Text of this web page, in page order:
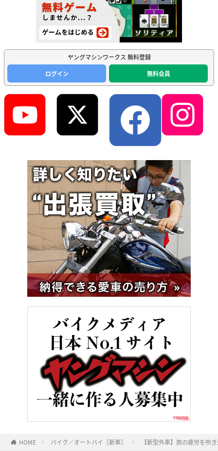
ヤングマシンワークス 無料登録
ログイン
無料会員
HOME バイク／オートバイ［新車］ 【新型外車】旅の疲労を吹